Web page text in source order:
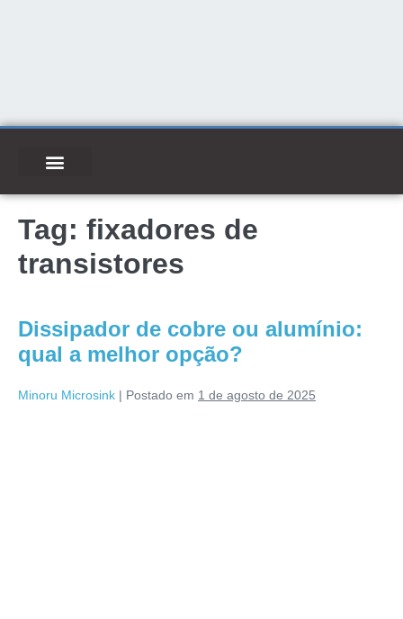
Tag: fixadores de
transistores
Dissipador de cobre ou alumínio:
qual a melhor opção?
Minoru Microsink | Postado em 1 de agosto de 2025